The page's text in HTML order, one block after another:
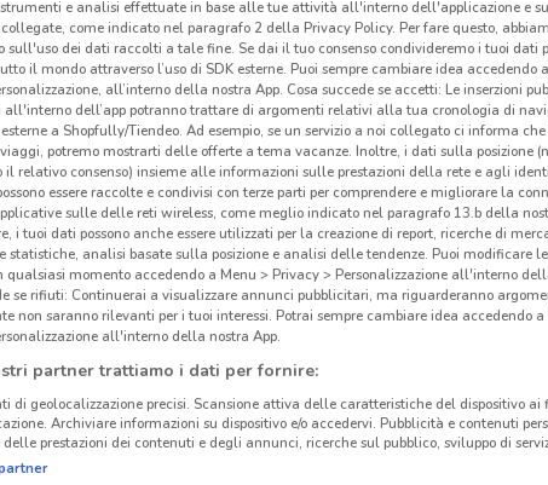
volantini nella tua zona. Riprova più tardi.
OSTIA LADISPOLI
e analisi effettuate in base alle tue attività all'interno dell'applicazione e
come indicato nel paragrafo 2 della Privacy Policy. Per fare questo,
sull'uso dei dati raccolti a tale fine. Se dai il tuo consenso condivideremo i tuoi dati
il mondo attraverso l’uso di SDK esterne. Puoi sempre cambiare idea accedendo
all’interno della nostra App. Cosa succede se accetti: Le inserzioni
all'interno dell’app potranno trattare di argomenti relativi alla tua cronologia di
a Shopfully/Tiendeo. Ad esempio, se un servizio a noi collegato ci informa
potremo mostrarti delle offerte a tema vacanze. Inoltre, i dati sulla posizione
il relativo consenso) insieme alle informazioni sulle prestazioni della rete e agli
essere raccolte e condivisi con terze parti per comprendere e migliorare la
sulle delle reti wireless, come meglio indicato nel paragrafo 13.b della
i tuoi dati possono anche essere utilizzati per la creazione di report, ricerche di
statistiche, analisi basate sulla posizione e analisi delle tendenze. Puoi modificare
qualsiasi momento accedendo a Menu > Privacy > Personalizzazione all'interno
se rifiuti: Continuerai a visualizzare annunci pubblicitari, ma riguarderanno
non saranno rilevanti per i tuoi interessi. Potrai sempre cambiare idea accedendo a
all'interno della nostra App.
partner trattiamo i dati per fornire:
di geolocalizzazione precisi. Scansione attiva delle caratteristiche del dispositivo ai
Archiviare informazioni su dispositivo e/o accedervi. Pubblicità e contenuti
prestazioni dei contenuti e degli annunci, ricerche sul pubblico, sviluppo di